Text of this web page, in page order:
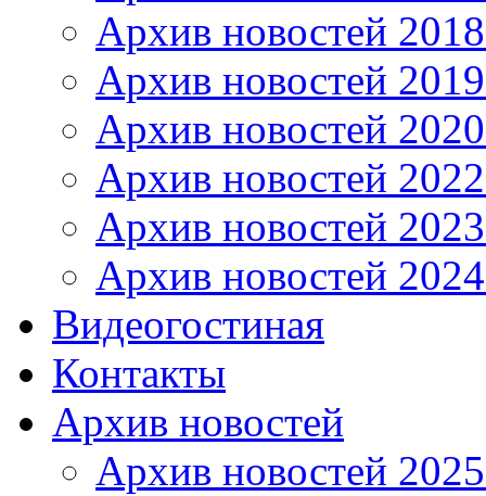
Архив новостей
Архив новостей
Архив новостей
Архив новостей
Архив новостей
Архив новостей
Видеогостиная
Контакты
Архив новостей
Архив новостей